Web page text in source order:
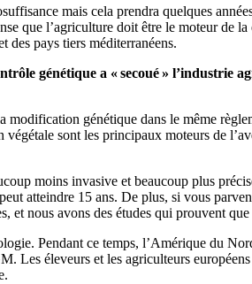
mais cela prendra quelques
que l’agriculture doit être le moteur
pays tiers méditerranéens.
génétique a « secoué »
modification génétique dans le même
végétale sont les principaux moteurs de
moins invasive et beaucoup plus
atteindre 15 ans. De plus, si vous
nous avons des études qui prouvent
Pendant ce temps, l’Amérique du
Les éleveurs et les agriculteurs